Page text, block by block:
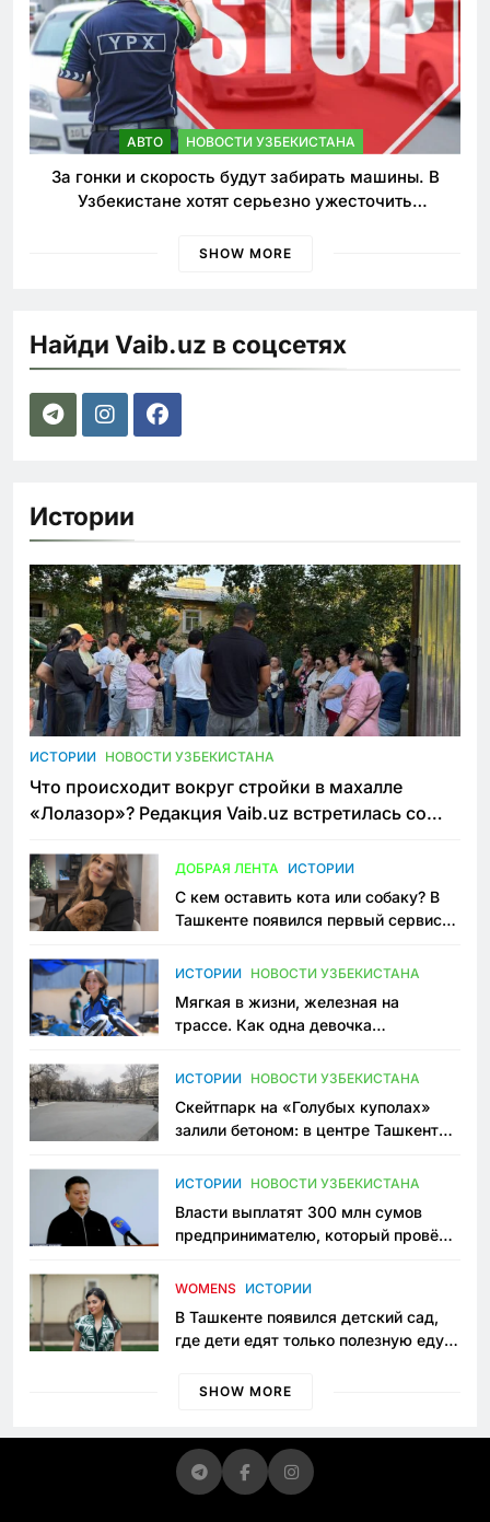
АВТО НОВОСТИ УЗБЕКИСТАНА
За гонки и скорость будут забирать машины. В
Узбекистане хотят серьезно ужесточить
SHOW MORE
Найди Vaib.uz в соцсетях
Истории
ИСТОРИИ НОВОСТИ УЗБЕКИСТАНА
Что происходит вокруг стройки в махалле
«Лолазор»? Редакция Vaib.uz встретилась со
ДОБРАЯ ЛЕНТА ИСТОРИИ
С кем оставить кота или собаку? В
Ташкенте появился первый сервис
ИСТОРИИ НОВОСТИ УЗБЕКИСТАНА
Мягкая в жизни, железная на
трассе. Как одна девочка
Узбекистане
ИСТОРИИ НОВОСТИ УЗБЕКИСТАНА
Скейтпарк на «Голубых куполах»
залили бетоном: в центре Ташкента
пространство
ИСТОРИИ НОВОСТИ УЗБЕКИСТАНА
Власти выплатят 300 млн сумов
предпринимателю, который провёл
приговору
WOMENS ИСТОРИИ
В Ташкенте появился детский сад,
где дети едят только полезную еду.
просить «кашу без сахара»
SHOW MORE